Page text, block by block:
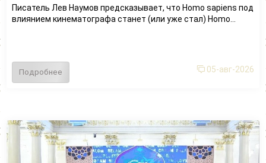
Писатель Лев Наумов предсказывает, что Homo sapiens под
влиянием кинематографа станет (или уже стал) Homo...
Подробнее 05-авг-2026